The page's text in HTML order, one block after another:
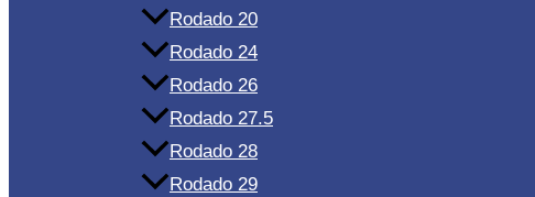
Rodado 20
Rodado 24
Rodado 26
Rodado 27.5
Rodado 28
Rodado 29